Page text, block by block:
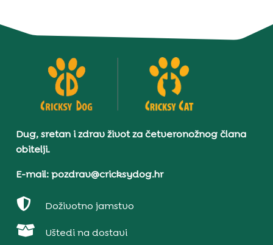
Dug, sretan i zdrav život za četveronožnog člana
obitelji.
E-mail: pozdrav@cricksydog.hr
 Doživotno jamstvo
 Uštedi na dostavi